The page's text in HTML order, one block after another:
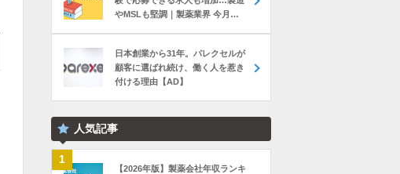
やMSLも堅調｜製薬業界 今月の
日本創業から31年。パレクセルが
顧客に選ばれ続け、働く人を惹き
付ける理由【AD】
人気記事
【2026年版】製薬会社年収ランキ